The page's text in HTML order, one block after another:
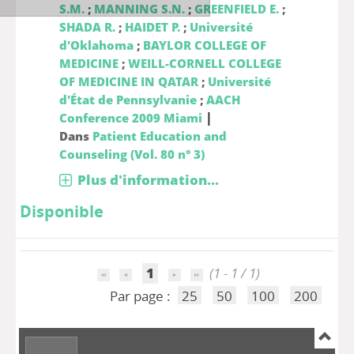
S.M.; MANNING S.N.; GREENFIELD E.;
SHADA R.; HAIDET P.; Université
d'Oklahoma; BAYLOR COLLEGE OF
MEDICINE; WEILL-CORNELL COLLEGE
OF MEDICINE IN QATAR; Université
d'État de Pennsylvanie; AACH
Conference 2009 Miami |
Dans Patient Education and
Counseling (Vol. 80 n° 3)
Plus d'information...
Disponible
1
(1 - 1 / 1)
Par page :
25 50 100 200